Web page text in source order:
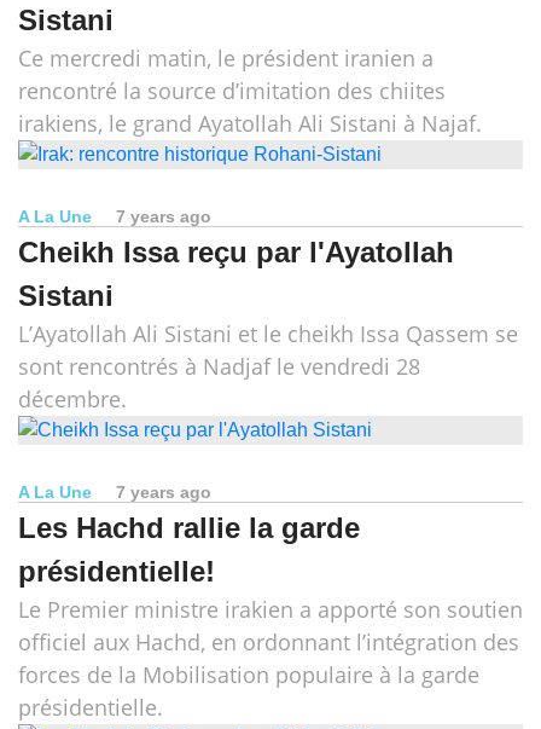
Sistani
Ce mercredi matin, le président iranien a
rencontré la source d’imitation des chiites
irakiens, le grand Ayatollah Ali Sistani à Najaf.
A La Une 7 years ago
Cheikh Issa reçu par l'Ayatollah
Sistani
L’Ayatollah Ali Sistani et le cheikh Issa Qassem se
sont rencontrés à Nadjaf le vendredi 28
décembre.
A La Une 7 years ago
Les Hachd rallie la garde
présidentielle!
Le Premier ministre irakien a apporté son soutien
officiel aux Hachd, en ordonnant l’intégration des
forces de la Mobilisation populaire à la garde
présidentielle.